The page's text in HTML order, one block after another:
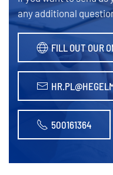
any additional
FILL OUT OUR
500161364